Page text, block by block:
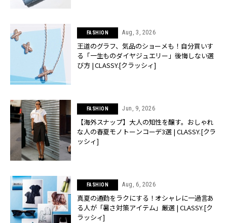
FASHION Aug, 3, 2026
王道のグラフ、気品のショーメも！自分買いす
る「一生ものダイヤジュエリー」後悔しない選
び方 | CLASSY.[クラッシィ]
FASHION Jun, 9, 2026
【海外スナップ】大人の知性を醸す。おしゃれ
な人の春夏モノトーンコーデ3選 | CLASSY.[クラ
ッシィ]
FASHION Aug, 6, 2026
真夏の通勤をラクにする！オシャレに一過言あ
る人が「暑さ対策アイテム」厳選 | CLASSY.[ク
ラッシィ]